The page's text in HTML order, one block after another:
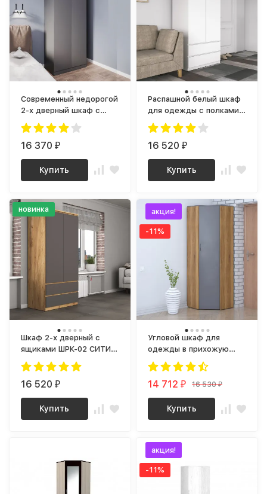
Современный недорогой
2-х дверный шкаф с
полкой и штангой в
коридор или спальню
Графит МШ 800.1 (МП)
16 370₽
Купить
Распашной белый шкаф
для одежды с полками
и ящиками Недорогой
ШРК-02 СИТИ ЛДСП
16 520₽
Купить
новинка
Шкаф 2-х дверный с
ящиками ШРК-02 СИТИ
ЛДСП Графит / дуб
Крафт золотой
16 520₽
Купить
акция!
-11%
Угловой шкаф для
одежды в прихожую
olga loft 9.1
14 712₽ 16 530₽
Купить
акция!
-11%